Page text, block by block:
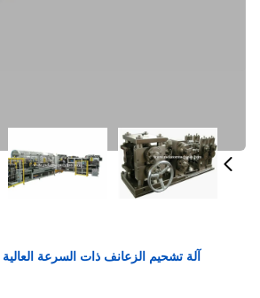
آلة تشحيم الزعانف ذات السرعة العالية للسيارات